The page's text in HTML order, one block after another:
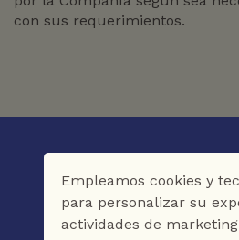
con sus requerimientos.
Empleamos cookies y
para personalizar su
actividades de